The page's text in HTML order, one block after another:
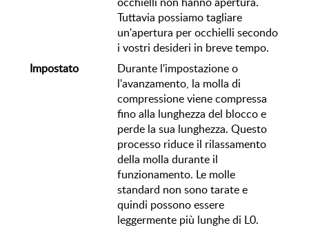
occhielli non hanno apertura.
Tuttavia possiamo tagliare
un'apertura per occhielli secondo
i vostri desideri in breve tempo.
Impostato
Durante l'impostazione o
l'avanzamento, la molla di
compressione viene compressa
fino alla lunghezza del blocco e
perde la sua lunghezza. Questo
processo riduce il rilassamento
della molla durante il
funzionamento. Le molle
standard non sono tarate e
quindi possono essere
leggermente più lunghe di L0.